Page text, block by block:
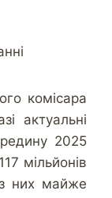
комісара
актуальні
2025
мільйонів
них майже